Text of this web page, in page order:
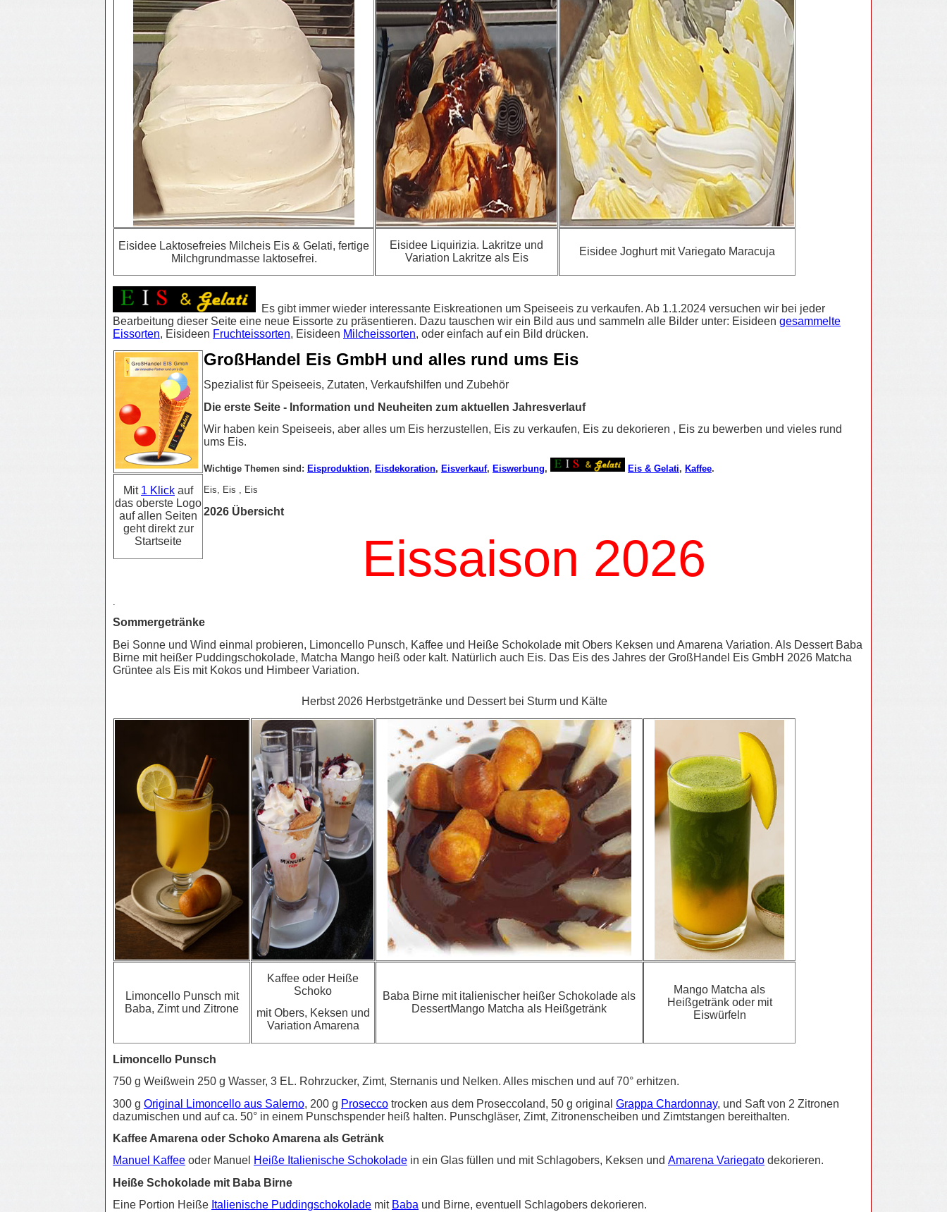
Eisidee Laktosefreies Milcheis Eis & Gelati, fertige
Milchgrundmasse laktosefrei.
Eisidee Liquirizia. Lakritze und
Variation Lakritze als Eis
Eisidee Joghurt mit Variegato Maracuja
Es gibt immer wieder interessante Eiskreationen um Speiseeis zu verkaufen. Ab 1.1.2024 versuchen wir bei jeder
Bearbeitung dieser Seite eine neue Eissorte zu präsentieren. Dazu tauschen wir ein Bild aus und sammeln alle Bilder unter: Eisideen gesammelte
Eissorten, Eisideen Fruchteissorten, Eisideen Milcheissorten, oder einfach auf ein Bild drücken.
Mit 1 Klick auf
das oberste Logo
auf allen Seiten
geht direkt zur
Startseite
GroßHandel Eis GmbH und alles rund ums Eis
Spezialist für Speiseeis, Zutaten, Verkaufshilfen und Zubehör
Die erste Seite - Information und Neuheiten zum aktuellen Jahresverlauf
Wir haben kein Speiseeis, aber alles um Eis herzustellen, Eis zu verkaufen, Eis zu dekorieren , Eis zu bewerben und vieles rund
ums Eis.
Wichtige Themen sind: Eisproduktion, Eisdekoration, Eisverkauf, Eiswerbung, Eis & Gelati, Kaffee.
Eis, Eis , Eis
2026 Übersicht
Eissaison 2026
.
Sommergetränke
Bei Sonne und Wind einmal probieren, Limoncello Punsch, Kaffee und Heiße Schokolade mit Obers Keksen und Amarena Variation. Als Dessert Baba
Birne mit heißer Puddingschokolade, Matcha Mango heiß oder kalt. Natürlich auch Eis. Das Eis des Jahres der GroßHandel Eis GmbH 2026 Matcha
Grüntee als Eis mit Kokos und Himbeer Variation.
Herbst 2026 Herbstgetränke und Dessert bei Sturm und Kälte
Limoncello Punsch mit
Baba, Zimt und Zitrone
Kaffee oder Heiße
Schoko
mit Obers, Keksen und
Variation Amarena
Baba Birne mit italienischer heißer Schokolade als
DessertMango Matcha als Heißgetränk
Mango Matcha als
Heißgetränk oder mit
Eiswürfeln
Limoncello Punsch
750 g Weißwein 250 g Wasser, 3 EL. Rohrzucker, Zimt, Sternanis und Nelken. Alles mischen und auf 70° erhitzen.
300 g Original Limoncello aus Salerno, 200 g Prosecco trocken aus dem Proseccoland, 50 g original Grappa Chardonnay, und Saft von 2 Zitronen
dazumischen und auf ca. 50° in einem Punschspender heiß halten. Punschgläser, Zimt, Zitronenscheiben und Zimtstangen bereithalten.
Kaffee Amarena oder Schoko Amarena als Getränk
Manuel Kaffee oder Manuel Heiße Italienische Schokolade in ein Glas füllen und mit Schlagobers, Keksen und Amarena Variegato dekorieren.
Heiße Schokolade mit Baba Birne
Eine Portion Heiße Italienische Puddingschokolade mit Baba und Birne, eventuell Schlagobers dekorieren.